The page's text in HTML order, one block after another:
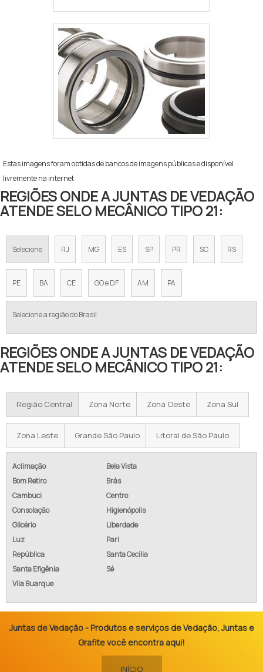
Estas imagens foram obtidas de bancos de imagens públicas e disponível
livremente na internet
REGIÕES ONDE A JUNTAS DE VEDAÇÃO
ATENDE SELO MECÂNICO TIPO 21:
Selecione RJ MG ES SP PR SC RS
PE BA CE GO e DF AM PA
Selecione a região do Brasil
REGIÕES ONDE A JUNTAS DE VEDAÇÃO
ATENDE SELO MECÂNICO TIPO 21:
Região Central Zona Norte Zona Oeste Zona Sul
Zona Leste Grande São Paulo Litoral de São Paulo
Aclimação
Bela Vista
Bom Retiro
Brás
Cambuci
Centro
Consolação
Higienópolis
Glicério
Liberdade
Luz
Pari
República
Santa Cecília
Santa Efigênia
Sé
Vila Buarque
Juntas de Vedação - Produtos e serviços de Vedação, Juntas e
Grafite você encontra aqui!
INÍCIO